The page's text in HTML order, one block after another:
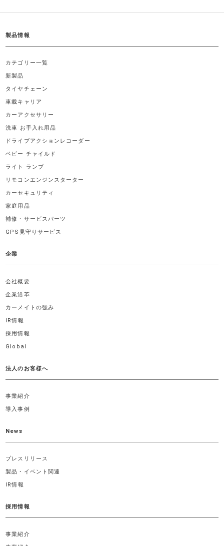
製品情報
カテゴリー一覧
新製品
タイヤチェーン
車載キャリア
カーアクセサリー
洗車 お手入れ用品
ドライブアクションレコーダー
ベビー チャイルド
ライト ランプ
リモコンエンジンスターター
カーセキュリティ
家庭用品
補修・サービスパーツ
GPS見守りサービス
企業
会社概要
企業沿革
カーメイトの強み
IR情報
採用情報
Global
法人のお客様へ
事業紹介
導入事例
News
プレスリリース
製品・イベント関連
IR情報
採用情報
事業紹介